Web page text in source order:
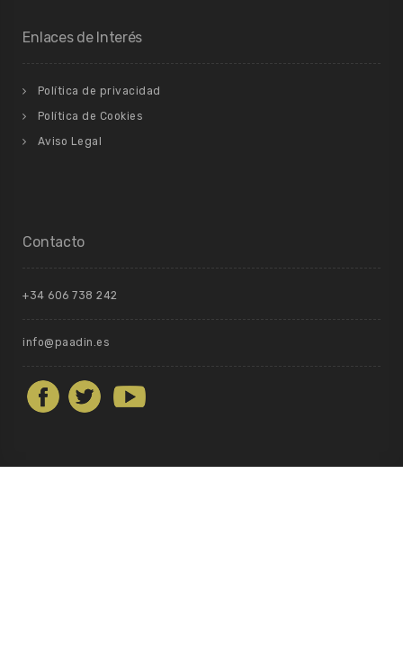
Enlaces de Interés
Política de privacidad
Política de Cookies
Aviso Legal
Contacto
+34 606 738 242
info@paadin.es